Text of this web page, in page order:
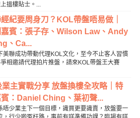
搵樓貼士。...
紀要周身刀？KOL帶盤唔易做｜
賓：張子存、Wilson Law、Andy
、Ca...
美聯成功帶動代理KOL文化，至今不止客人習慣
相邀請代理拍片推盤，請來KOL帶盤王大賽
業主實戰分享 放盤換樓全攻略｜特
賓：Daniel Ching、葉初聲...
唔少業主下一個目標，識買更要識賣，放盤要一